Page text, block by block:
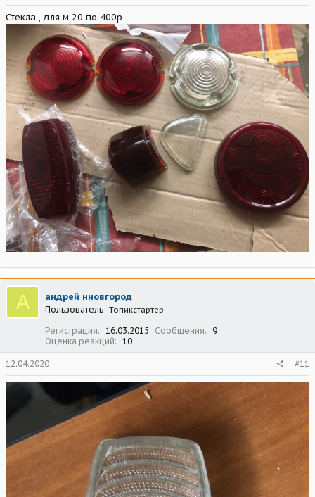
Стекла , для м 20 по 400р
А андрей нновгород
Пользователь Топикстартер
Регистрация 16.03.2015 Сообщения
9
Оценка реакций
10
12.04.2020 #11